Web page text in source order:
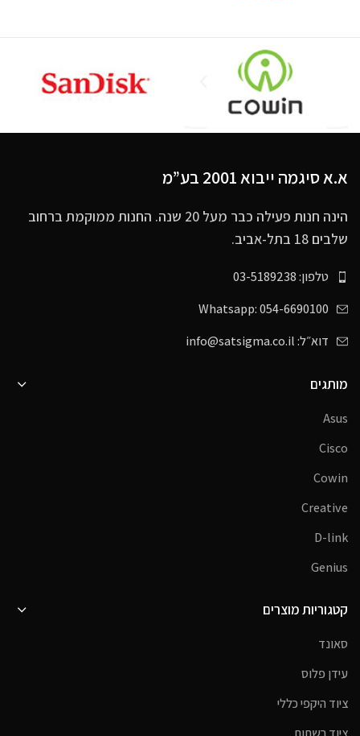
א.א סיגמה ייבוא 2001 בע”מ
הינה חנות פעילה כבר מעל 20 שנה. החנות ממוקמת ברחוב
שלבים 18 בתל-אביב.
טלפון: 03-5189238
Whatsapp: 054-6690100
דוא״ל: info@satsigma.co.il
מותגים
Asus
Cisco
Cowin
Creative
D-link
Genius
קטגוריות מוצרים
סאונד
עידן פלוס
ציוד היקפי כללי